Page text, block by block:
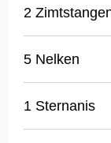
2
5 Nelken
1 Sternanis